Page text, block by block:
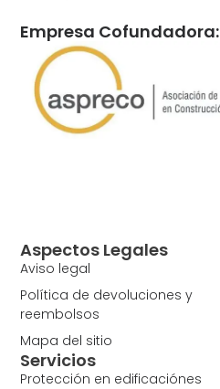
Aspectos Legales
Aviso legal
Política de devoluciones y
reembolsos
Mapa del sitio
Servicios
Protección en edificaciónes
Empresa Cofundadora: